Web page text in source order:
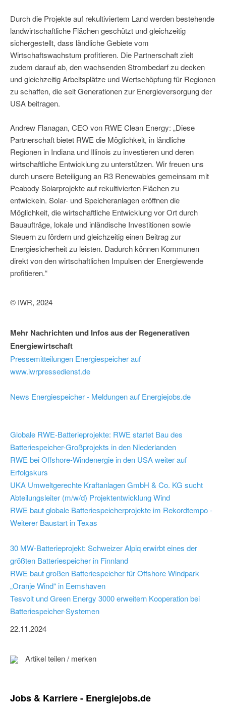
Durch die Projekte auf rekultiviertem Land werden bestehende
landwirtschaftliche Flächen geschützt und gleichzeitig
sichergestellt, dass ländliche Gebiete vom
Wirtschaftswachstum profitieren. Die Partnerschaft zielt
zudem darauf ab, den wachsenden Strombedarf zu decken
und gleichzeitig Arbeitsplätze und Wertschöpfung für Regionen
zu schaffen, die seit Generationen zur Energieversorgung der
USA beitragen.
Andrew Flanagan, CEO von RWE Clean Energy: „Diese
Partnerschaft bietet RWE die Möglichkeit, in ländliche
Regionen in Indiana und Illinois zu investieren und deren
wirtschaftliche Entwicklung zu unterstützen. Wir freuen uns
durch unsere Beteiligung an R3 Renewables gemeinsam mit
Peabody Solarprojekte auf rekultivierten Flächen zu
entwickeln. Solar- und Speicheranlagen eröffnen die
Möglichkeit, die wirtschaftliche Entwicklung vor Ort durch
Bauaufträge, lokale und inländische Investitionen sowie
Steuern zu fördern und gleichzeitig einen Beitrag zur
Energiesicherheit zu leisten. Dadurch können Kommunen
direkt von den wirtschaftlichen Impulsen der Energiewende
profitieren.“
© IWR, 2024
Mehr Nachrichten und Infos aus der Regenerativen
Energiewirtschaft
Pressemitteilungen Energiespeicher auf
www.iwrpressedienst.de
News Energiespeicher - Meldungen auf Energiejobs.de
Globale RWE-Batterieprojekte: RWE startet Bau des
Batteriespeicher-Großprojekts in den Niederlanden
RWE bei Offshore-Windenergie in den USA weiter auf
Erfolgskurs
UKA Umweltgerechte Kraftanlagen GmbH & Co. KG sucht
Abteilungsleiter (m/w/d) Projektentwicklung Wind
RWE baut globale Batteriespeicherprojekte im Rekordtempo -
Weiterer Baustart in Texas
30 MW-Batterieprojekt: Schweizer Alpiq erwirbt eines der
größten Batteriespeicher in Finnland
RWE baut großen Batteriespeicher für Offshore Windpark
„Oranje Wind“ in Eemshaven
Tesvolt und Green Energy 3000 erweitern Kooperation bei
Batteriespeicher-Systemen
22.11.2024
Artikel teilen / merken
Jobs & Karriere - Energiejobs.de